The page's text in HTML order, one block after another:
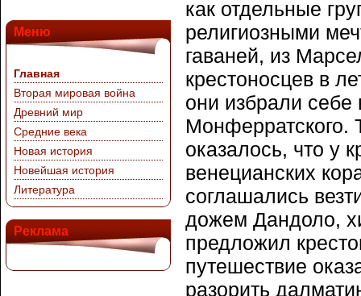
Меню
Главная
Вторая мировая война
Древний мир
Средние века
Новая история
Новейшая история
Литература
Реклама
как отдельные
религиозными
гаваней, из
крестоносцев в
они избрали
Монферратского.
оказалось, что у
венецианских
соглашались
дожем Дандоло,
предложил
путешествие
разорить